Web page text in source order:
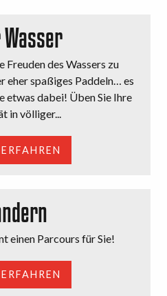
Freuden des Wassers zu
eher spaßiges Paddeln… es
etwas dabei! Üben Sie Ihre
in völliger...
einen Parcours für Sie!